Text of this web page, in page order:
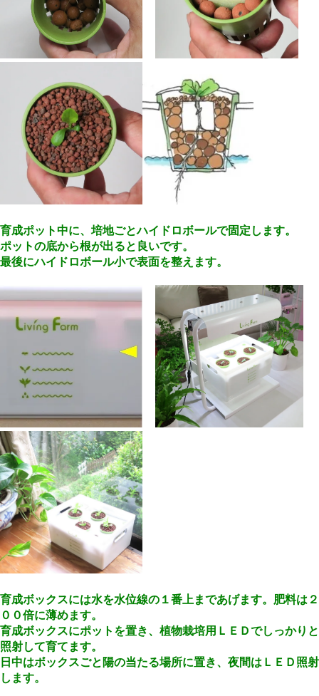
育成ポット中に、培地ごとハイドロボールで固定します。
ポットの底から根が出ると良いです。
最後にハイドロボール小で表面を整えます。
育成ボックスには水を水位線の１番上まであげます。肥料は２
００倍に薄めます。
育成ボックスにポットを置き、植物栽培用ＬＥＤでしっかりと
照射して育てます。
日中はボックスごと陽の当たる場所に置き、夜間はＬＥＤ照射
します。